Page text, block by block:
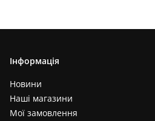
Інформація
Новини
Наші магазини
Мої замовлення